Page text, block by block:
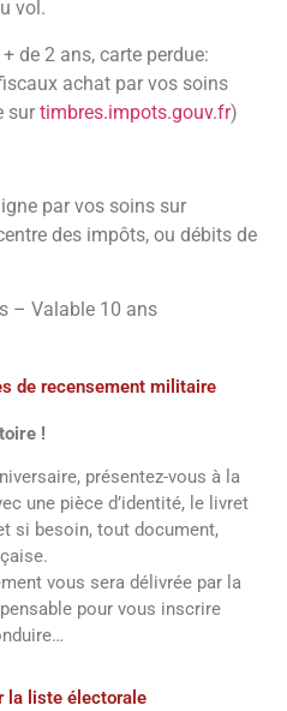
vol.
de 2 ans, carte perdue:
achat par vos soins
sur timbres.impots.gouv.fr)
par vos soins sur
des impôts, ou débits de
– Valable 10 ans
de recensement militaire
!
présentez-vous à la
une pièce d’identité, le livret
si besoin, tout document,
vous sera délivrée par la
pour vous inscrire
la liste électorale